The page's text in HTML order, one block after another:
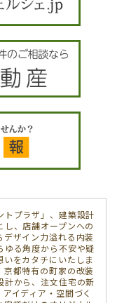
トプラザ」、建築設計
、店舗オープンへの
デザイン力溢れる内装
ゆる角度から不安や疑
をカタチにいたしま
都特有の町家の改装
計から、注文住宅の新
イディア・空間づく